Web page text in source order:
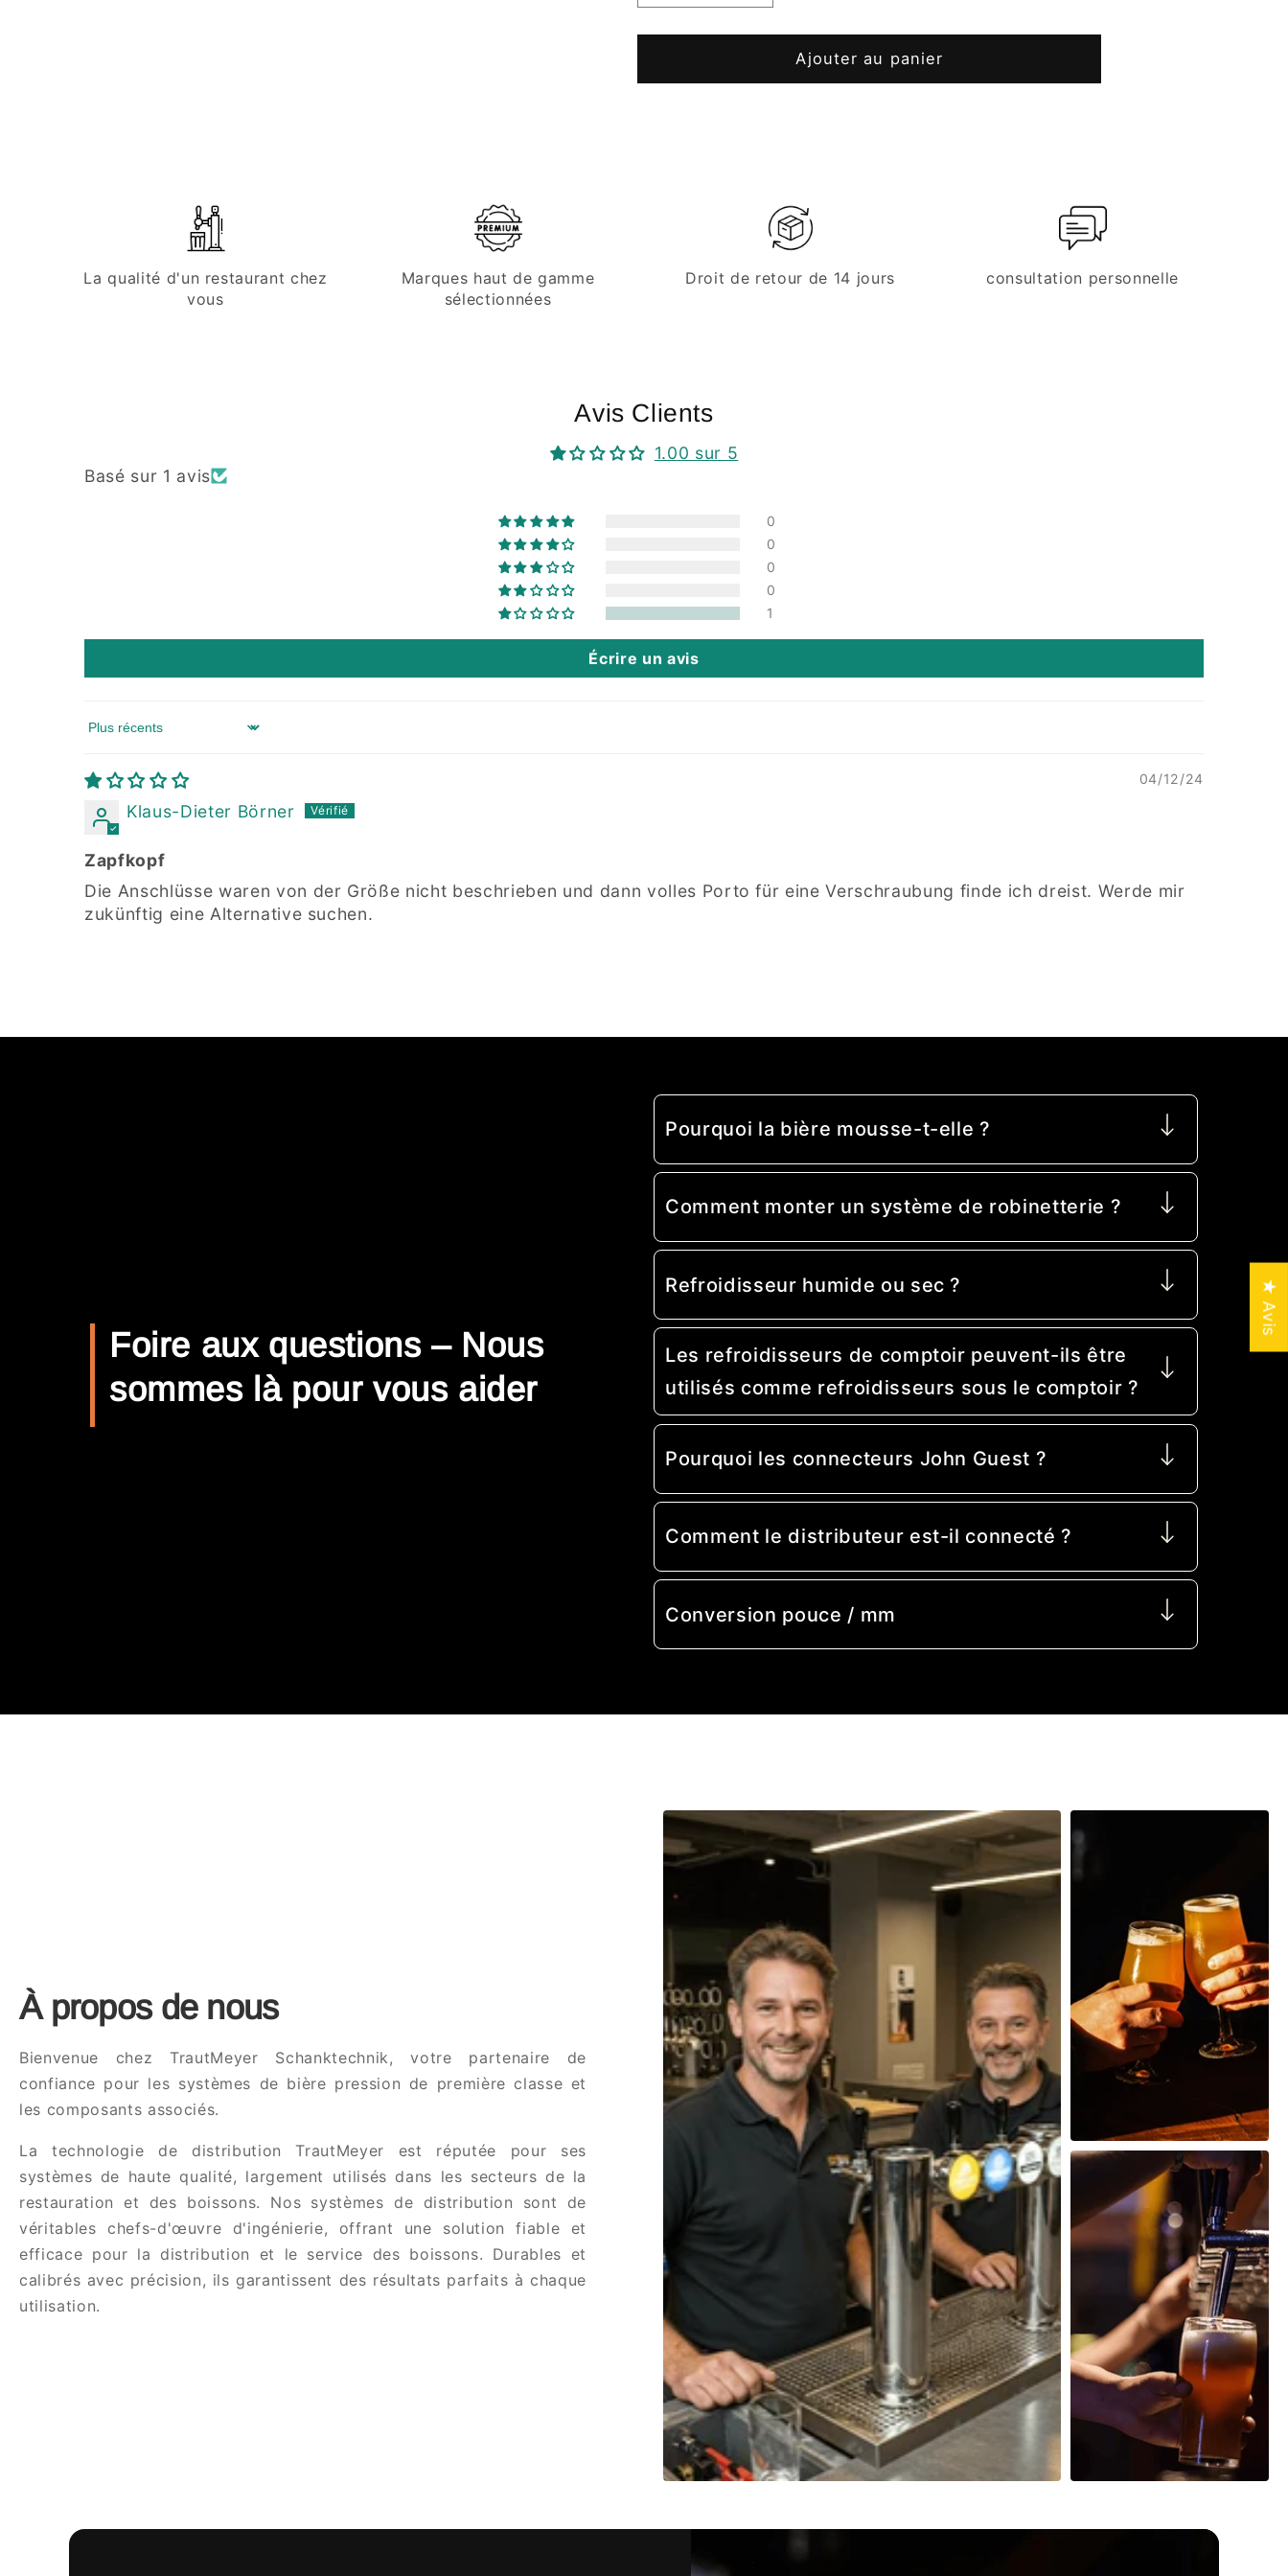
la
quantité
Tête
Raccord
la
quantité
Tête
type
Raccord
Ajouter au panier
La qualité d'un restaurant chez
vous
Marques haut de gamme
sélectionnées
Droit de retour de 14 jours consultation personnelle
Avis Clients
1.00 sur 5
Basé sur 1 avis
0
0
0
0
1
Écrire un avis
Sort by
04/12/24
Klaus-Dieter Börner
Zapfkopf
Die Anschlüsse waren von der Größe nicht beschrieben und dann volles Porto für eine Verschraubung finde ich dreist. Werde mir
zukünftig eine Alternative suchen.
Foire aux questions – Nous
sommes là pour vous aider
Pourquoi la bière mousse-t-elle ?
Comment monter un système de robinetterie ?
Refroidisseur humide ou sec ?
Les refroidisseurs de comptoir peuvent-ils être
utilisés comme refroidisseurs sous le comptoir ?
Pourquoi les connecteurs John Guest ?
Comment le distributeur est-il connecté ?
Conversion pouce / mm
À propos de nous
Bienvenue chez TrautMeyer Schanktechnik, votre partenaire de
confiance pour les systèmes de bière pression de première classe et
les composants associés.
La technologie de distribution TrautMeyer est réputée pour ses
systèmes de haute qualité, largement utilisés dans les secteurs de la
restauration et des boissons. Nos systèmes de distribution sont de
véritables chefs-d'œuvre d'ingénierie, offrant une solution fiable et
efficace pour la distribution et le service des boissons. Durables et
calibrés avec précision, ils garantissent des résultats parfaits à chaque
utilisation.
★ Avis